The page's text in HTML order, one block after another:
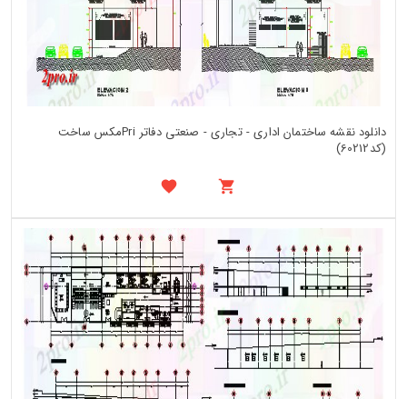
دانلود نقشه ساختمان اداری - تجاری - صنعتی دفاتر Priمکس ساخت
(کد60212)